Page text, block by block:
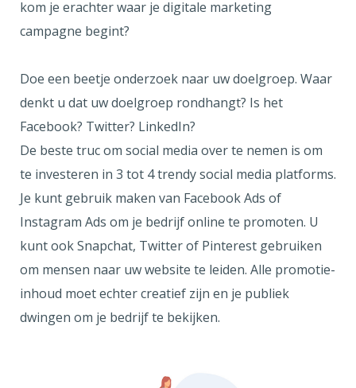
kom je erachter waar je digitale marketing
campagne begint?
Doe een beetje onderzoek naar uw doelgroep. Waar
denkt u dat uw doelgroep rondhangt? Is het
Facebook? Twitter? LinkedIn?
De beste truc om social media over te nemen is om
te investeren in 3 tot 4 trendy social media platforms.
Je kunt gebruik maken van Facebook Ads of
Instagram Ads om je bedrijf online te promoten. U
kunt ook Snapchat, Twitter of Pinterest gebruiken
om mensen naar uw website te leiden. Alle promotie-
inhoud moet echter creatief zijn en je publiek
dwingen om je bedrijf te bekijken.